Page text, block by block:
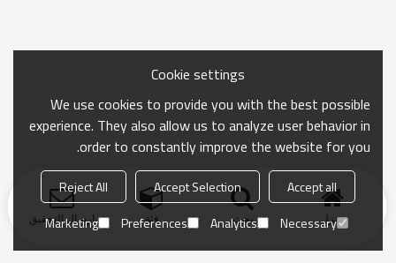
منزل بحث فئة ارسال التحقيق
Cookie settings
We use cookies to provide you with the best possible
experience. They also allow us to analyze user behavior in
order to constantly improve the website for you.
Accept all
Accept Selection
Reject All
Necessary
Analytics
Preferences
Marketing